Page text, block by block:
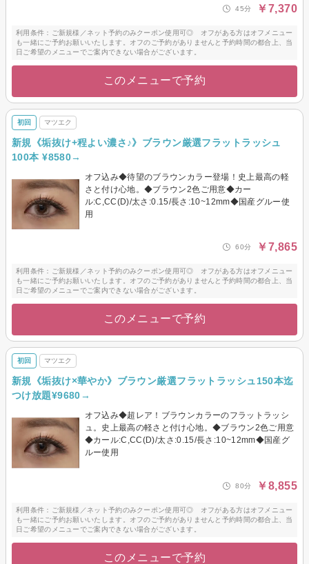
45分 ￥7,370
利用条件：ご新規様／ネット予約のみクーポン使用可◎ オフがある方はオフメニュー
も一緒にご予約お願いいたします。オフのご予約がありませんと予約時間の都合上、当
日ご希望のメニューでご案内できない場合がございます。
このメニューで予約
初回 マツエク
新規《垢抜け+程よい濃さ♪》ブラウン厳選フラットラッシュ
100本 ¥8580→
オフ込み◆待望のブラウンカラー登場！史上最高の軽
さと付け心地。◆ブラウン2色ご用意◆カー
ル:C,CC(D)/太さ:0.15/長さ:10~12mm◆国産グルー使
用
60分 ￥7,865
利用条件：ご新規様／ネット予約のみクーポン使用可◎ オフがある方はオフメニュー
も一緒にご予約お願いいたします。オフのご予約がありませんと予約時間の都合上、当
日ご希望のメニューでご案内できない場合がございます。
このメニューで予約
初回 マツエク
新規《垢抜け×華やか》ブラウン厳選フラットラッシュ150本迄
つけ放題¥9680→
オフ込み◆超レア！ブラウンカラーのフラットラッシ
ュ。史上最高の軽さと付け心地。◆ブラウン2色ご用意
◆カール:C,CC(D)/太さ:0.15/長さ:10~12mm◆国産グ
ルー使用
80分 ￥8,855
利用条件：ご新規様／ネット予約のみクーポン使用可◎ オフがある方はオフメニュー
も一緒にご予約お願いいたします。オフのご予約がありませんと予約時間の都合上、当
日ご希望のメニューでご案内できない場合がございます。
このメニューで予約